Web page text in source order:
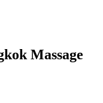
Massage